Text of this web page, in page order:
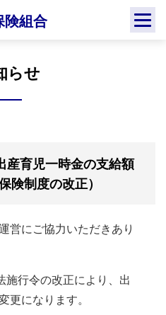
険組合
らせ
産育児一時金の支給額
険制度の改正）
営にご協力いただきあり
行令の改正により、出
更になります。